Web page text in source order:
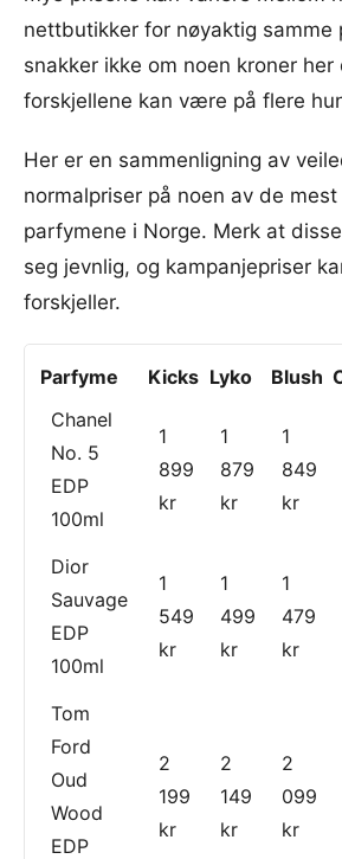
nettbutikker for nøyaktig samme
snakker ikke om noen kroner
forskjellene kan være på flere
Her er en sammenligning av
normalpriser på noen av de
parfymene i Norge. Merk at
seg jevnlig, og kampanjepriser
forskjeller.
Parfyme Kicks Lyko Blush
Chanel
No. 5
EDP
100ml
1
899
kr
1
879
kr
1
849
kr
Dior
Sauvage
EDP
100ml
1
549
kr
1
499
kr
1
479
kr
Tom
Ford
Oud
Wood
EDP
2
199
kr
2
149
kr
2
099
kr